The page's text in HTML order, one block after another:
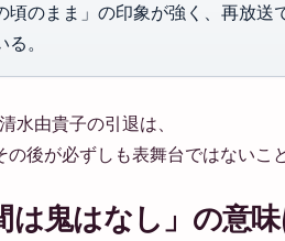
頃のまま」の印象が強く、再放送
。
由貴子の引退は、
の後が必ずしも表舞台ではないこ
は鬼はなし」の意